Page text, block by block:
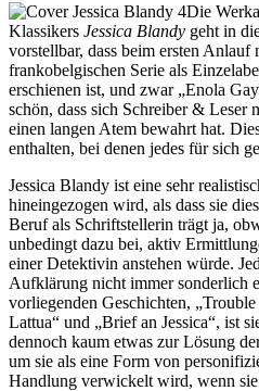
Die
Klassikers Jessica Blandy geht in
vorstellbar, dass beim ersten
frankobelgischen Serie als
erschienen ist, und zwar „Enola
schön, dass sich Schreiber & Leser
einen langen Atem bewahrt hat.
enthalten, bei denen jedes für sich
Jessica Blandy ist eine sehr
hineingezogen wird, als dass sie
Beruf als Schriftstellerin trägt ja,
unbedingt dazu bei, aktiv
einer Detektivin anstehen würde.
Aufklärung nicht immer sonderlich
vorliegenden Geschichten,
Lattua“ und „Brief an Jessica“, ist
dennoch kaum etwas zur Lösung
um sie als eine Form von
Handlung verwickelt wird, wenn